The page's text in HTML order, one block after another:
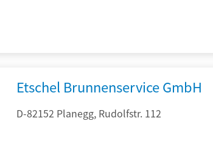
Etschel Brunnenservice GmbH
D-82152 Planegg, Rudolfstr. 112